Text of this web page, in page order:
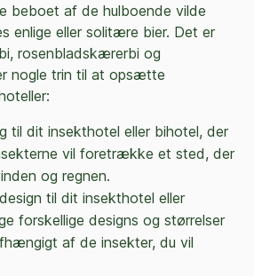
beboet af de hulboende vilde
enlige eller solitære bier. Det er
rosenbladskærerbi og
nogle trin til at opsætte
til dit insekthotel eller bihotel, der
vil foretrække et sted, der
og regnen.
til dit insekthotel eller
forskellige designs og størrelser
af de insekter, du vil